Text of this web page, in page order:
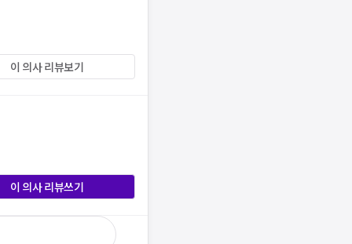
이 의사 리뷰보기
이 의사 리뷰쓰기